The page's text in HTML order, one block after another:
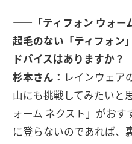
――「ティフォン ウォー
起毛のない「ティフォン
ドバイスはありますか？
杉本さん： レインウェア
山にも挑戦してみたいと
ォーム ネクスト」がおす
に登らないのであれば、